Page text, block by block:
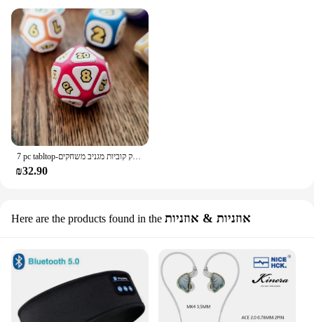
7 pc tabltop-משחק קוביות מגניב משחקים dnd קוביות סט סט פלסטיק D משפחה לוח משחקי לוח
₪32.90
Here are the products found in the אוזניות & אוזניות